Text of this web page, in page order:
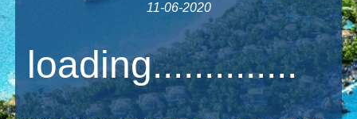
11-06-2020
loading..............